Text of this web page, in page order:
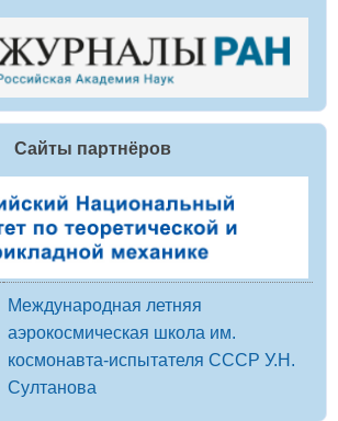
Сайты партнёров
Международная летняя
аэрокосмическая школа им.
космонавта-испытателя СССР У.Н.
Султанова